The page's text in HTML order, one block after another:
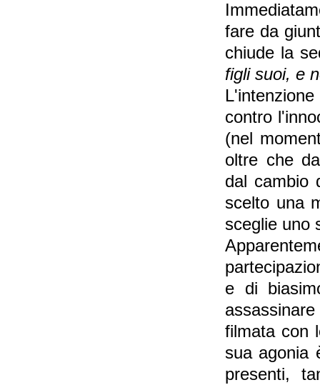
fare da
chiude la
figli suoi, e
contro
(nel
oltre che
dal cambio
scelto una
sceglie uno
e di
filmata con
sua agonia
presenti,